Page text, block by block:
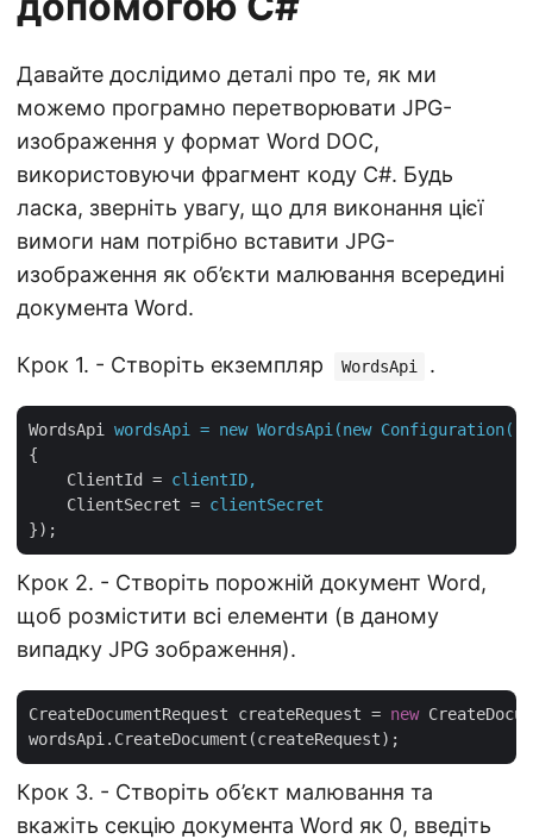
Давайте дослідимо деталі про те, як ми
можемо програмно перетворювати JPG-
изображення у формат Word DOC,
використовуючи фрагмент коду C#. Будь
ласка, зверніть увагу, що для виконання цієї
вимоги нам потрібно вставити JPG-
изображення як об’єкти малювання всередині
документа Word.
Крок 1. - Створіть екземпляр WordsApi .
WordsApi
wordsApi = new WordsApi(new Configuration()
{
ClientId
= clientID,
ClientSecret = clientSecret
});
Крок 2. - Створіть порожній документ Word,
щоб розмістити всі елементи (в даному
випадку JPG зображення).
CreateDocumentRequest createRequest = new
Крок 3. - Створіть об’єкт малювання та
вкажіть секцію документа Word як 0, введіть